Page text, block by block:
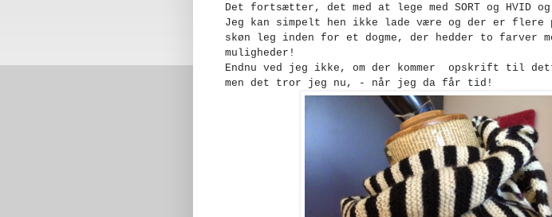
Det fortsætter, det med at lege med SORT og HVID og
Jeg kan simpelt hen ikke lade være og der er flere
skøn leg inden for et dogme, der hedder to farver
muligheder!
Endnu ved jeg ikke, om der kommer opskrift til
men det tror jeg nu, - når jeg da får tid!